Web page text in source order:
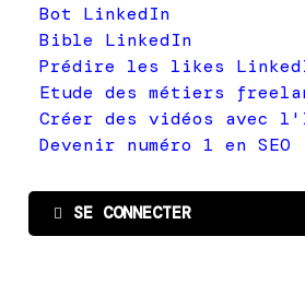
Bot LinkedIn
Bible LinkedIn
Prédire les likes
Etude des métiers
Créer des vidéos avec
Devenir numéro 1 en SEO
SE CONNECTER